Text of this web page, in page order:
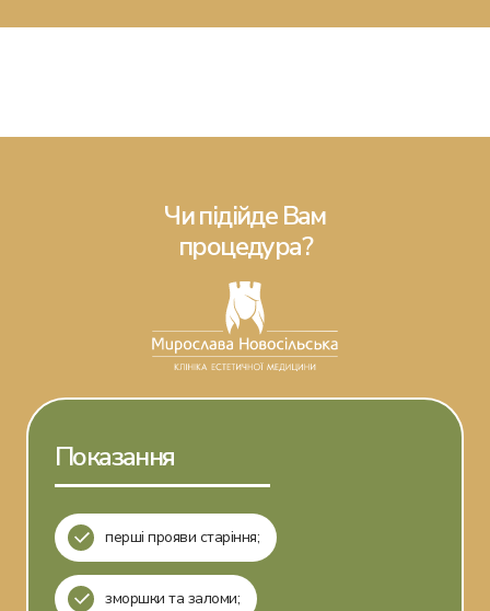
Чи підійде Вам
процедура?
Показання
перші прояви старіння;
зморшки та заломи;